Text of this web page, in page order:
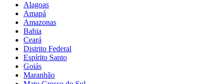
Alagoas
Amapá
Amazonas
Bahia
Ceará
Distrito Federal
Espírito Santo
Goiás
Maranhão